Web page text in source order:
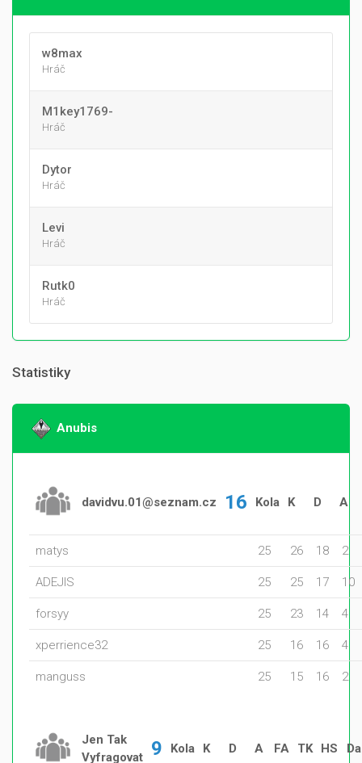
w8max
Hráč
M1key1769-
Hráč
Dytor
Hráč
Levi
Hráč
Rutk0
Hráč
Statistiky
Anubis
davidvu.01@seznam.cz 16 Kola K D A
matys 25 26 18 2
ADEJIS 25 25 17 10
forsyy 25 23 14 4
xperrience32 25 16 16 4
manguss 25 15 16 2
Jen Tak
Vyfragovat
9 Kola K D A FA TK HS